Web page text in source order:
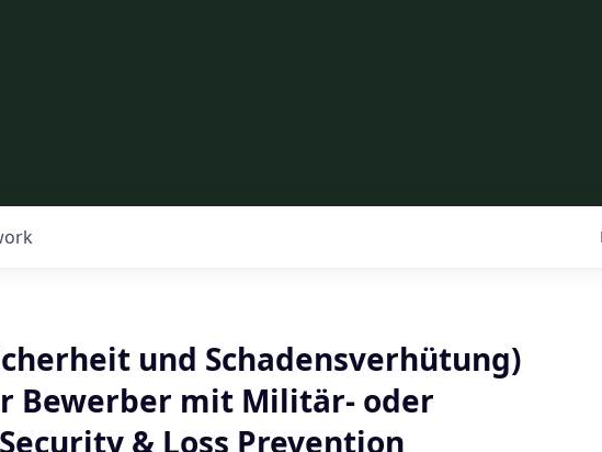
und Schadensverhütung)
Bewerber mit Militär- oder
& Loss Prevention